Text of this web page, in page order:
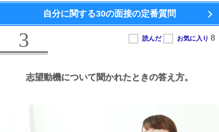
自分に関する30の面接の定番質問
3
志望動機について聞かれたときの答え方。